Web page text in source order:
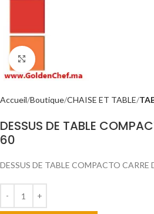
Click to enlarge
Accueil Boutique CHAISE ET TABLE
DESSUS DE TABLE
60
DESSUS DE TABLE COMPACTO CARRE